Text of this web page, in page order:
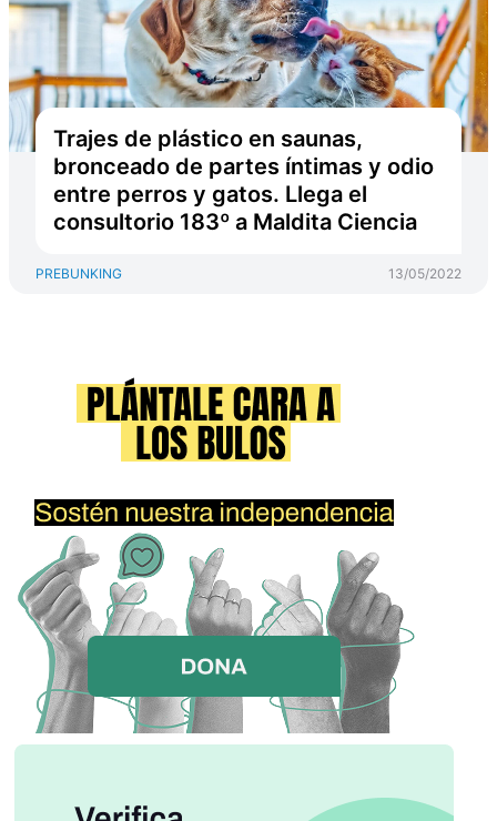
Trajes de plástico en saunas,
bronceado de partes íntimas y odio
entre perros y gatos. Llega el
consultorio 183º a Maldita Ciencia
PREBUNKING 13/05/2022